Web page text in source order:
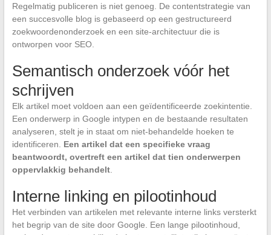
Regelmatig publiceren is niet genoeg. De contentstrategie van
een succesvolle blog is gebaseerd op een gestructureerd
zoekwoordenonderzoek en een site-architectuur die is
ontworpen voor SEO.
Semantisch onderzoek vóór het
schrijven
Elk artikel moet voldoen aan een geïdentificeerde zoekintentie.
Een onderwerp in Google intypen en de bestaande resultaten
analyseren, stelt je in staat om niet-behandelde hoeken te
identificeren. Een artikel dat een specifieke vraag
beantwoordt, overtreft een artikel dat tien onderwerpen
oppervlakkig behandelt.
Interne linking en pilootinhoud
Het verbinden van artikelen met relevante interne links versterkt
het begrip van de site door Google. Een lange pilootinhoud,